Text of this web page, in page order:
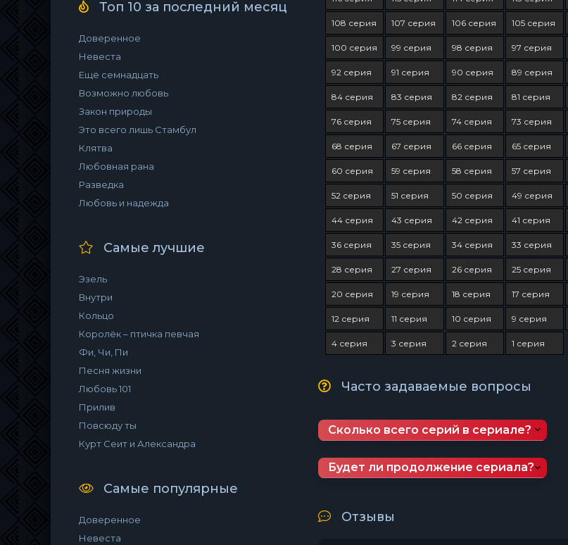
Топ 10 за последний месяц
Доверенное
Невеста
Ещё семнадцать
Возможно любовь
Закон природы
Это всего лишь Стамбул
Клятва
Любовная рана
Разведка
Любовь и надежда
Самые лучшие
Эзель
Внутри
Кольцо
Королёк – птичка певчая
Фи, Чи, Пи
Песня жизни
Любовь 101
Прилив
Повсюду ты
Курт Сеит и Александра
Самые популярные
Доверенное
Невеста
108 серия 107 серия 106 серия 105 серия
100 серия 99 серия 98 серия 97 серия
92 серия 91 серия 90 серия 89 серия
84 серия 83 серия 82 серия 81 серия
76 серия 75 серия 74 серия 73 серия
68 серия 67 серия 66 серия 65 серия
60 серия 59 серия 58 серия 57 серия
52 серия 51 серия 50 серия 49 серия
44 серия 43 серия 42 серия 41 серия
36 серия 35 серия 34 серия 33 серия
28 серия 27 серия 26 серия 25 серия
20 серия 19 серия 18 серия 17 серия
12 серия 11 серия 10 серия 9 серия
4 серия 3 серия 2 серия 1 серия
Часто задаваемые вопросы
Сколько всего серий в сериале?
Будет ли продолжение сериала?
Отзывы